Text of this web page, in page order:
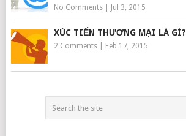
No Comments| Jul 3, 2015
XÚC TIẾN THƯƠNG MẠI LÀ GÌ?
2 Comments| Feb 17, 2015